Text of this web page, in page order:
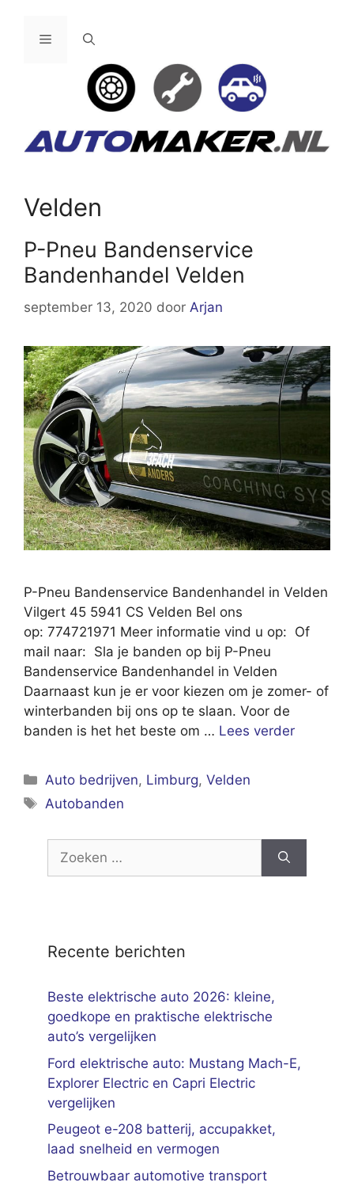
Menu
Velden
P-Pneu Bandenservice
Bandenhandel Velden
september 13, 2020 door Arjan
P-Pneu Bandenservice Bandenhandel in Velden
Vilgert 45 5941 CS Velden Bel ons
op: 774721971 Meer informatie vind u op: Of
mail naar: Sla je banden op bij P-Pneu
Bandenservice Bandenhandel in Velden
Daarnaast kun je er voor kiezen om je zomer- of
winterbanden bij ons op te slaan. Voor de
banden is het het beste om … Lees verder
Categorieën
Auto bedrijven, Limburg,Velden
Tags
Autobanden
Zoek
Recente berichten
Beste elektrische auto 2026: kleine,
goedkope en praktische elektrische
auto’s vergelijken
Ford elektrische auto: Mustang Mach-E,
Explorer Electric en Capri Electric
vergelijken
Peugeot e-208 batterij, accupakket,
laad snelheid en vermogen
Betrouwbaar automotive transport